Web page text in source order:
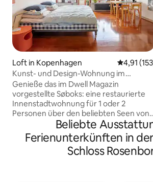
Loft in Kopenhagen
4,91
Kunst- und Design-Wohnung im
Zentrum von Kopenhagen mit Seeblick
und Blick auf den Sonnenuntergang
Genieße das im Dwell Magazin
vorgestellte Søboks: eine restaurierte
Innenstadtwohnung für 1 oder 2
Personen über den beliebten Seen von
Kopenhagen. In einzigartiger
Partnerschaft mit dem lokalen
Galeristen Nordvaerk kannst du
aufstrebende dänische Künstler
Beliebte
Ferienunterkünften in
Schloss